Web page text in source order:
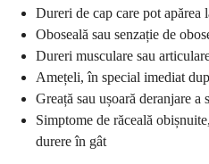
Dureri de cap care pot apărea
Oboseală sau senzație de
Dureri musculare sau
Amețeli, în special imediat
Greață sau ușoară deranjare a
Simptome de răceală
durere în gât